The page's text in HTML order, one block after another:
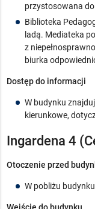
przystosowana
Biblioteka
ladą. Mediateka
z
biurka
Dostęp do informacji
W budynku
kierunkowe,
Ingardena 4
Otoczenie przed
W pobliżu
Wejście do budynku